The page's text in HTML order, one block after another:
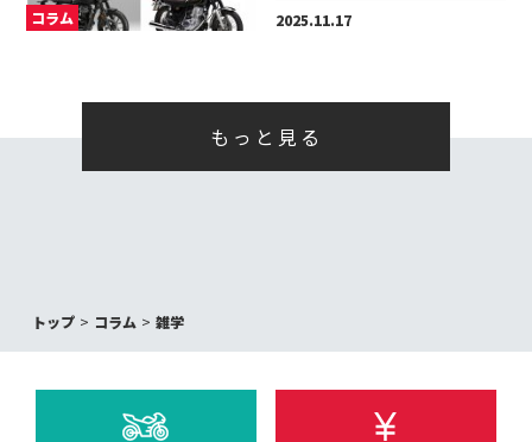
コラム 2025.11.17
もっと見る
トップ コラム 雑学